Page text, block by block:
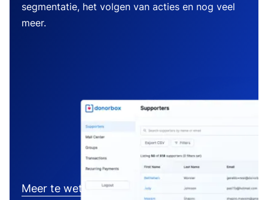
segmentatie, het volgen van acties en nog veel
meer.
Meer te weten komen